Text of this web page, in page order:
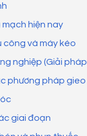
hiện nay
công và máy kéo
nghiệp (Giải
phương pháp gieo
giai đoạn